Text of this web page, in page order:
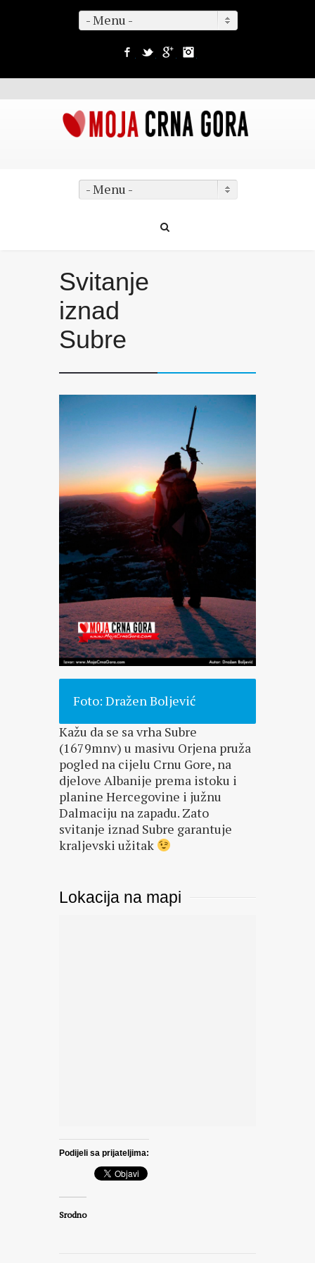
- Menu -
Facebook
TwitterGoogle+
- Menu -
Svitanje
iznad
Subre
Foto: Dražen Boljević
Kažu da se sa vrha Subre
(1679mnv) u masivu Orjena pruža
pogled na cijelu Crnu Gore, na
djelove Albanije prema istoku i
planine Hercegovine i južnu
Dalmaciju na zapadu. Zato
svitanje iznad Subre garantuje
kraljevski užitak
Lokacija na mapi
Podijeli sa prijateljima:
Srodno